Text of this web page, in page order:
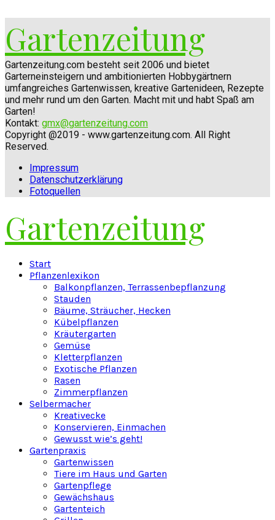
Gartenzeitung
Gartenzeitung.com besteht seit 2006 und bietet
Garterneinsteigern und ambitionierten Hobbygärtnern
umfangreiches Gartenwissen, kreative Gartenideen, Rezepte
und mehr rund um den Garten. Macht mit und habt Spaß am
Garten!
Kontakt: gmx@gartenzeitung.com
Copyright @2019 - www.gartenzeitung.com. All Right
Reserved.
Impressum
Datenschutzerklärung
Fotoquellen
Gartenzeitung
Start
Pflanzenlexikon
Balkonpflanzen, Terrassenbepflanzung
Stauden
Bäume, Sträucher, Hecken
Kübelpflanzen
Kräutergarten
Gemüse
Kletterpflanzen
Exotische Pflanzen
Rasen
Zimmerpflanzen
Selbermacher
Kreativecke
Konservieren, Einmachen
Gewusst wie’s geht!
Gartenpraxis
Gartenwissen
Tiere im Haus und Garten
Gartenpflege
Gewächshaus
Gartenteich